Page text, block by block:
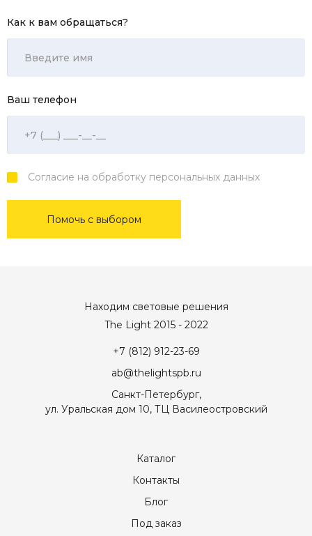
Как к вам обращаться?
Ваш телефон
Помочь с выбором
Согласие на обработку персональных данных
Находим световые решения
The Light 2015 - 2022
+7 (812) 912-23-69
ab@thelightspb.ru
Санкт-Петербург,
ул. Уральская дом 10, ТЦ Василеостровский
Каталог
Контакты
Блог
Под заказ